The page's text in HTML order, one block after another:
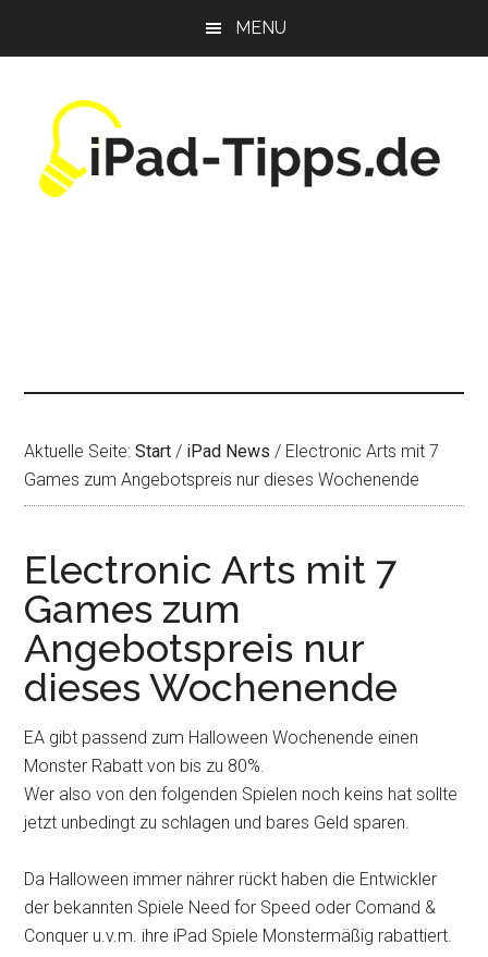
MENU
Aktuelle Seite:Start / iPad News / Electronic Arts mit 7
Games zum Angebotspreis nur dieses Wochenende
Electronic Arts mit 7
Games zum
Angebotspreis nur
dieses Wochenende
EA gibt passend zum Halloween Wochenende einen
Monster Rabatt von bis zu 80%.
Wer also von den folgenden Spielen noch keins hat sollte
jetzt unbedingt zu schlagen und bares Geld sparen.
Da Halloween immer nährer rückt haben die Entwickler
der bekannten Spiele Need for Speed oder Comand &
Conquer u.v.m. ihre iPad Spiele Monstermäßig rabattiert.